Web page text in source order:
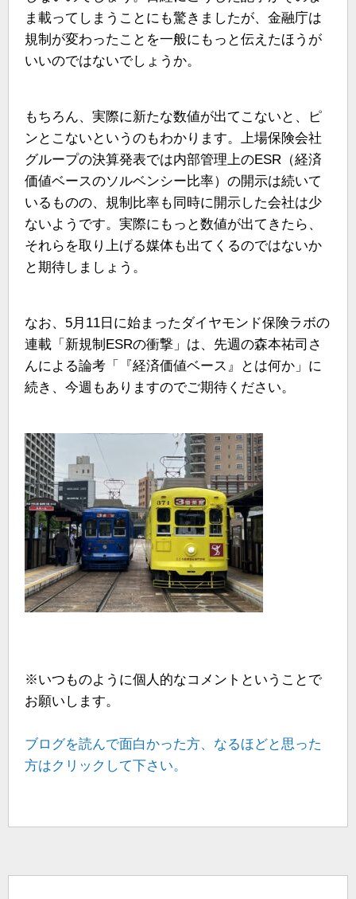
ま載ってしまうことにも驚きましたが、金融庁は
規制が変わったことを一般にもっと伝えたほうが
いいのではないでしょうか。
もちろん、実際に新たな数値が出てこないと、ピ
ンとこないというのもわかります。上場保険会社
グループの決算発表では内部管理上のESR（経済
価値ベースのソルベンシー比率）の開示は続いて
いるものの、規制比率も同時に開示した会社は少
ないようです。実際にもっと数値が出てきたら、
それらを取り上げる媒体も出てくるのではないか
と期待しましょう。
なお、5月11日に始まったダイヤモンド保険ラボの
連載「新規制ESRの衝撃」は、先週の森本祐司さ
んによる論考「『経済価値ベース』とは何か」に
続き、今週もありますのでご期待ください。
※いつものように個人的なコメントということで
お願いします。
ブログを読んで面白かった方、なるほどと思った
方はクリックして下さい。